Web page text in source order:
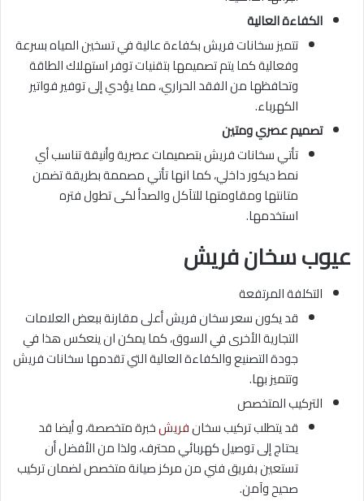
الكفاءة العالية
تتميز سخانات فريش بكفاءة عالية في تسخين المياه بسرعة
وفعالية كما يتم تصميمها بتقنيات توفر استهلاك الطاقة
وتحافظها من الفقد الحراري، مما يؤدي إلى توفير فواتير
الكهرباء.
تصميم عصري ومتين
تأتي سخانات فريش بتصميمات عصرية وأنيقة تناسب أي
نمط ديكور داخلي، كما انها تأتي مصممة بطريقة تضمن
متانتها ومقاومتها للتآكل والصدأ لكى تطول فتره
استخدمها.
عيوب سخان فريش
التكلفة المرتفعة
قد يكون سعر سخان فريش أعلى مقارنة ببعض العلامات
التجارية الأخرى في السوق، كما يمكن ان ينعكس هذا في
جودة التصنيع والكفاءة العالية التي تقدمها سخانات فريش
وتتميز بها.
التركيب المتخصص
قد يتطلب تركيب سخانفريشخبرة متخصصة، و أيضا قد
يحتاج إلى توصيل كهربائي محترف، ولذا من الأفضل أن
تستعين بفريق فني من مركز صيانة متخصص لضمان تركيب
صحيح وآمن.